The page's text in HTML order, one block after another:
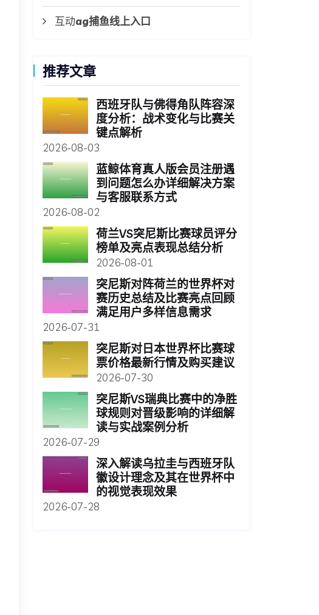
互动ag捕鱼线上入口
推荐文章
西班牙队与佛得角队阵容深
度分析：战术变化与比赛关
键点解析
2026-08-03
蓝鲸体育真人版会员注册遇
到问题怎么办详细解决方案
与客服联系方式
2026-08-02
荷兰VS突尼斯比赛球员评分
榜单及亮点表现总结分析
2026-08-01
突尼斯对阵荷兰的世界杯对
赛历史总结及比赛亮点回顾
满足用户多样信息需求
2026-07-31
突尼斯对日本世界杯比赛球
票价格最新行情及购买建议
2026-07-30
突尼斯VS瑞典比赛中的净胜
球规则对晋级影响的详细解
读与实战案例分析
2026-07-29
深入解读乌拉圭与西班牙队
徽设计理念及其在世界杯中
的视觉表现效果
2026-07-28